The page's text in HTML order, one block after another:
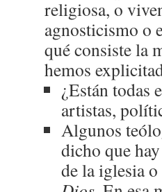
religiosa, o
agnosticismo o
qué consiste la
hemos
¿Están todas
artistas,
Algunos
dicho que
de la iglesia